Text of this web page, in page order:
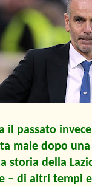
il passato
male dopo
storia della
– di altri tempi